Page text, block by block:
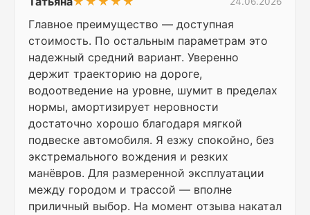
Главное преимущество — доступная
стоимость. По остальным параметрам это
надежный средний вариант. Уверенно
держит траекторию на дороге,
водоотведение на уровне, шумит в пределах
нормы, амортизирует неровности
достаточно хорошо благодаря мягкой
подвеске автомобиля. Я езжу спокойно, без
экстремального вождения и резких
манёвров. Для размеренной эксплуатации
между городом и трассой — вполне
приличный выбор. На момент отзыва накатал